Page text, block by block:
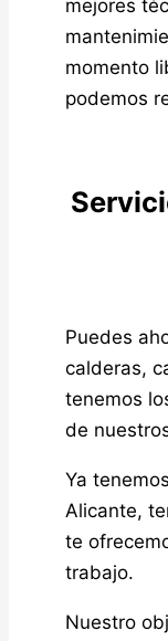
mejores
momento
podemos
Puedes
calderas,
tenemos
de
Ya
Alicante,
te
trabajo.
Nuestro